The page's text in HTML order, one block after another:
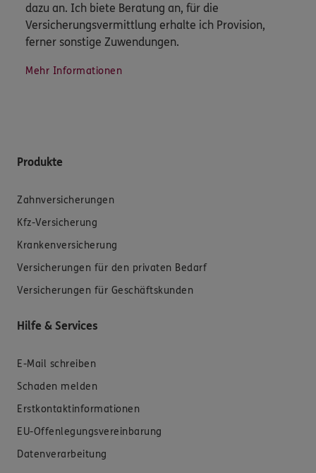
dazu an. Ich biete Beratung an, für die
Versicherungsvermittlung erhalte ich Provision,
ferner sonstige Zuwendungen.
Mehr Informationen
Produkte
Zahnversicherungen
Kfz-Versicherung
Krankenversicherung
Versicherungen für den privaten Bedarf
Versicherungen für Geschäftskunden
Hilfe & Services
E-Mail schreiben
Schaden melden
Erstkontaktinformationen
EU-Offenlegungsvereinbarung
Datenverarbeitung